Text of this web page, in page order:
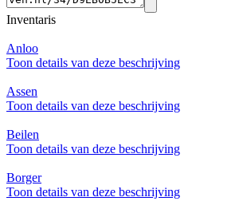
Inventaris
Anloo
Toon details van deze beschrijving
Assen
Toon details van deze beschrijving
Beilen
Toon details van deze beschrijving
Borger
Toon details van deze beschrijving